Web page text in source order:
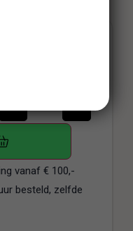
vanaf € 100,-
besteld, zelfde